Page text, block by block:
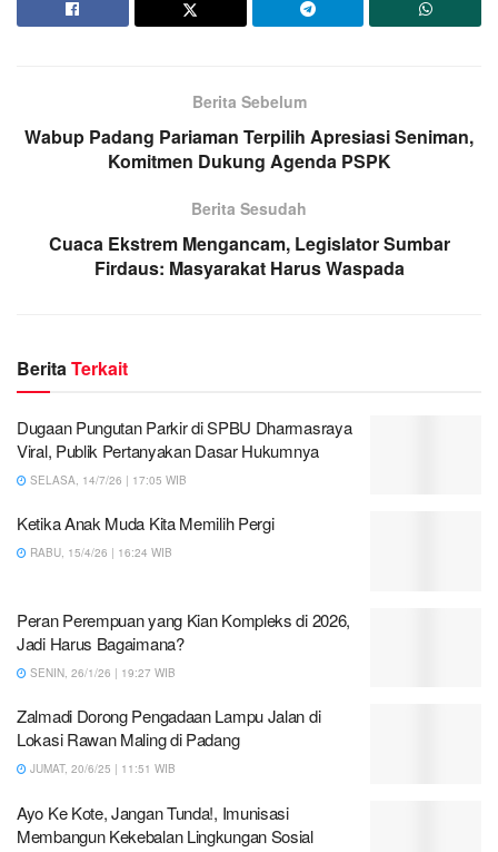
Berita Sebelum
Wabup Padang Pariaman Terpilih Apresiasi Seniman,
Komitmen Dukung Agenda PSPK
Berita Sesudah
Cuaca Ekstrem Mengancam, Legislator Sumbar
Firdaus: Masyarakat Harus Waspada
BeritaTerkait
Dugaan Pungutan Parkir di SPBU Dharmasraya
Viral, Publik Pertanyakan Dasar Hukumnya
SELASA, 14/7/26 | 17:05 WIB
Ketika Anak Muda Kita Memilih Pergi
RABU, 15/4/26 | 16:24 WIB
Peran Perempuan yang Kian Kompleks di 2026,
Jadi Harus Bagaimana?
SENIN, 26/1/26 | 19:27 WIB
Zalmadi Dorong Pengadaan Lampu Jalan di
Lokasi Rawan Maling di Padang
JUMAT, 20/6/25 | 11:51 WIB
Ayo Ke Kote, Jangan Tunda!, Imunisasi
Membangun Kekebalan Lingkungan Sosial